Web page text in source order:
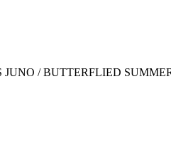
/ BUTTERFLIED